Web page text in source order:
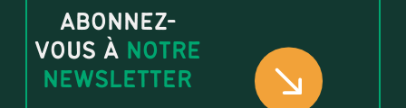
ABONNEZ-
VOUS À NOTRE
NEWSLETTER